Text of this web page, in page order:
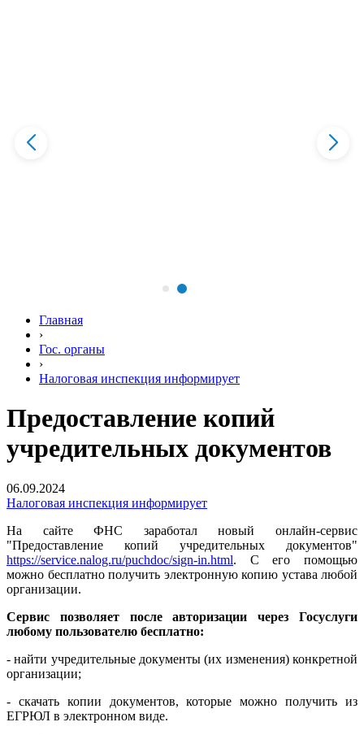
Главная
›
Гос. органы
›
Налоговая инспекция информирует
Предоставление копий
учредительных документов
06.09.2024
Налоговая инспекция информирует
На сайте ФНС заработал новый онлайн-сервис
"Предоставление копий учредительных документов"
https://service.nalog.ru/puchdoc/sign-in.html. С его помощью
можно бесплатно получить электронную копию устава любой
организации.
Сервис позволяет после авторизации через Госуслуги
любому пользователю бесплатно:
- найти учредительные документы (их изменения) конкретной
организации;
- скачать копии документов, которые можно получить из
ЕГРЮЛ в электронном виде.